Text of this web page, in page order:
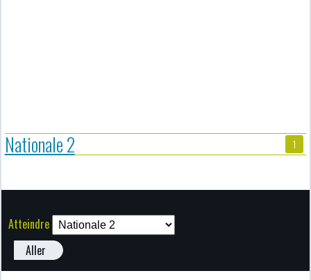
Nationale 2 1
Atteindre
Aller